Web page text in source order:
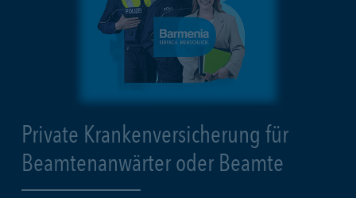
Private Krankenversicherung für
Beamtenanwärter oder Beamte